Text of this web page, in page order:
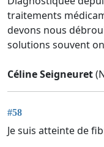
traitements
devons nous
solutions souvent
Céline Seigneuret
#58
Je suis atteinte de